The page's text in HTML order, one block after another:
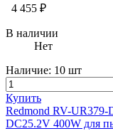
4 455 ₽
В наличии
Нет
Наличие: 10 шт
Купить
Redmond RV-UR379-
DC25.2V 400W для